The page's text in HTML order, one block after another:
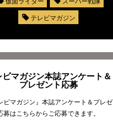
テレビマガジン
ビマガジン本誌アンケート＆
プレゼント応募
ビマガジン』本誌アンケート＆プレゼ
募はこちらからご応募できます。